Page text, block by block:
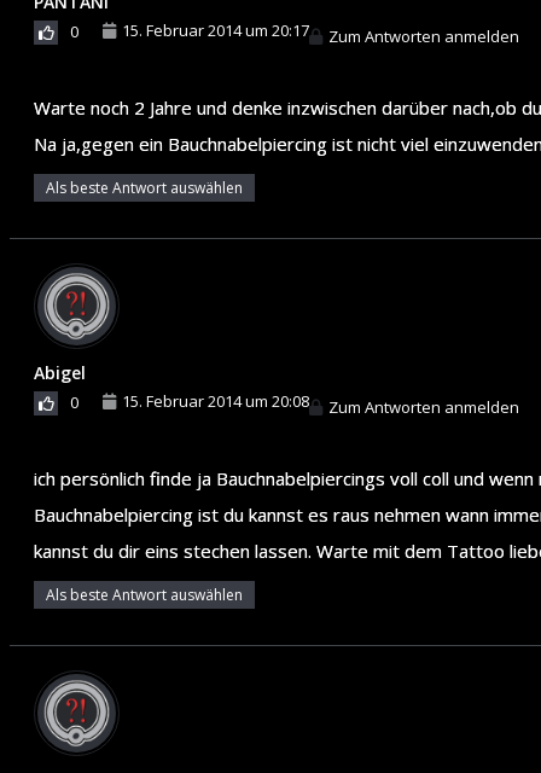
0 15. Februar 2014 um 20:17 Zum Antworten anmelden
Warte noch 2 Jahre und denke inzwischen darüber nach,ob
Na ja,gegen ein Bauchnabelpiercing ist nicht viel
Als beste Antwort auswählen
Abigel
0 15. Februar 2014 um 20:08 Zum Antworten anmelden
ich persönlich finde ja Bauchnabelpiercings voll coll und
Bauchnabelpiercing ist du kannst es raus nehmen wann
kannst du dir eins stechen lassen. Warte mit dem Tattoo
Als beste Antwort auswählen